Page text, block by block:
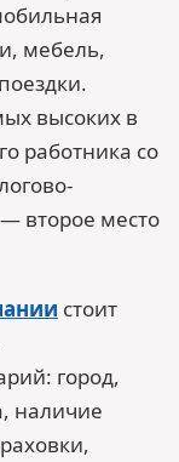
мебель,
высоких в
работника со
— второе место
стоит
город,
наличие